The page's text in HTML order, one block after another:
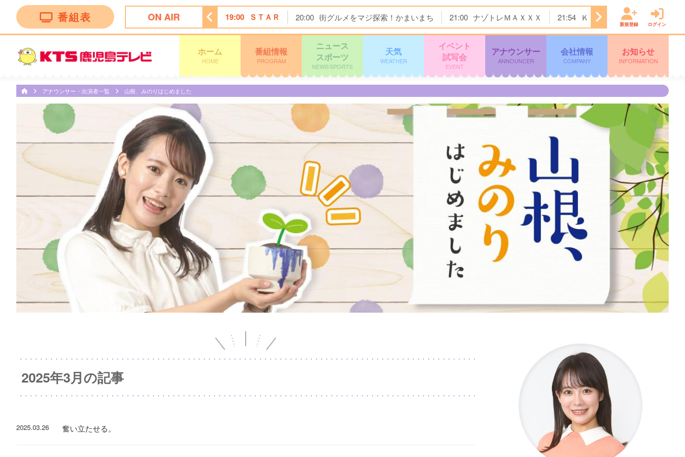
番組表 ON AIR
ｅｗｓ イット！第１部 18:09 ＫＴＳライブニュース 19:00 ＳＴＡＲ 20:00 街グルメをマジ探索！かまいまち 21:00 ナゾトレＭＡＸＸＸ 21:54 ＫＴＳニュース 22:00
新規登録 ログイン
ホーム
HOME
番組情報
PROGRAM
ニュース
スポーツ
NEWS/SPORTS
天気
WEATHER
イベント
試写会
EVENT
アナウンサー
ANNOUNCER
会社情報
COMPANY
お知らせ
INFORMATION
アナウンサー・出演者一覧 山根、みのりはじめました
2025年3月の記事
2025.03.26 奮い立たせる。